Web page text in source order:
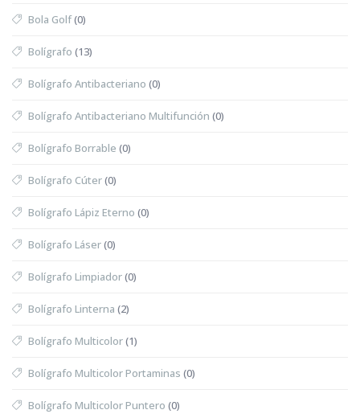
Bola Golf(0)
Bolígrafo (13)
Bolígrafo Antibacteriano (0)
Bolígrafo Antibacteriano Multifunción (0)
Bolígrafo Borrable (0)
Bolígrafo Cúter(0)
Bolígrafo Lápiz Eterno (0)
Bolígrafo Láser(0)
Bolígrafo Limpiador(0)
Bolígrafo Linterna (2)
Bolígrafo Multicolor(1)
Bolígrafo Multicolor Portaminas (0)
Bolígrafo Multicolor Puntero (0)